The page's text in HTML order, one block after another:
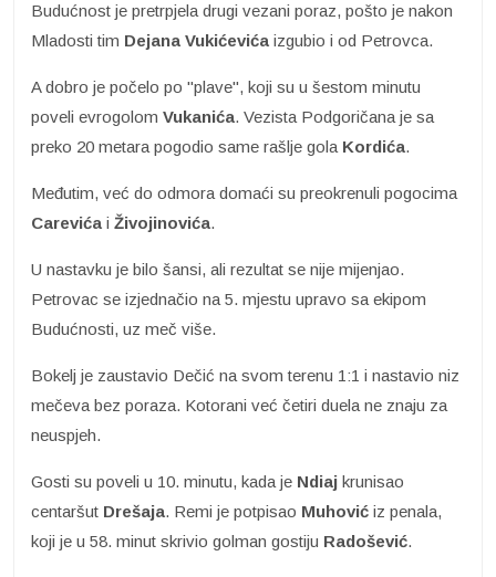
Budućnost je pretrpjela drugi vezani poraz, pošto je nakon
Mladosti tim Dejana Vukićevića izgubio i od Petrovca.
A dobro je počelo po "plave", koji su u šestom minutu
poveli evrogolom Vukanića. Vezista Podgoričana je sa
preko 20 metara pogodio same rašlje gola Kordića.
Međutim, već do odmora domaći su preokrenuli pogocima
Carevića i Živojinovića.
U nastavku je bilo šansi, ali rezultat se nije mijenjao.
Petrovac se izjednačio na 5. mjestu upravo sa ekipom
Budućnosti, uz meč više.
Bokelj je zaustavio Dečić na svom terenu 1:1 i nastavio niz
mečeva bez poraza. Kotorani već četiri duela ne znaju za
neuspjeh.
Gosti su poveli u 10. minutu, kada je Ndiaj krunisao
centaršut Drešaja. Remi je potpisao Muhović iz penala,
koji je u 58. minut skrivio golman gostiju Radošević.